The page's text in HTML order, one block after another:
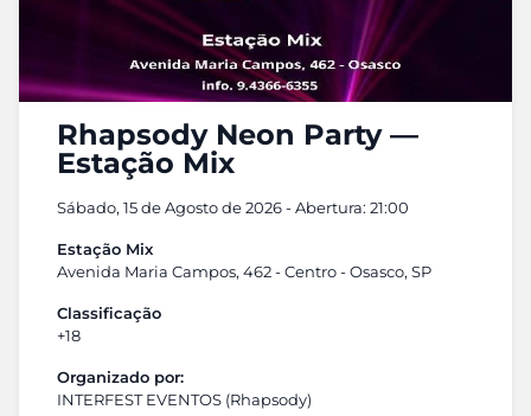
Rhapsody Neon Party —
Estação Mix
Sábado, 15 de Agosto de 2026 - Abertura: 21:00
Estação Mix
Avenida Maria Campos, 462 - Centro - Osasco, SP
Classificação
+18
Organizado por:
INTERFEST EVENTOS (Rhapsody)